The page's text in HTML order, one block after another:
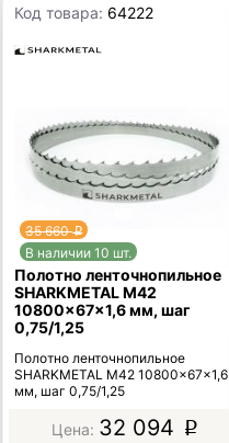
Код товара: 64222
35 660p
В наличии 10 шт.
Полотно ленточнопильное
SHARKMETAL M42
10800×67×1,6 мм, шаг
0,75/1,25
Полотно ленточнопильное
SHARKMETAL M42 10800×67×1,6
мм, шаг 0,75/1,25
32 094 p